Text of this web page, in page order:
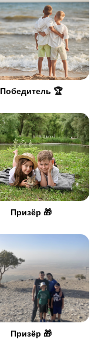
Победитель 🏆
Призёр 🎁
Призёр 🎁